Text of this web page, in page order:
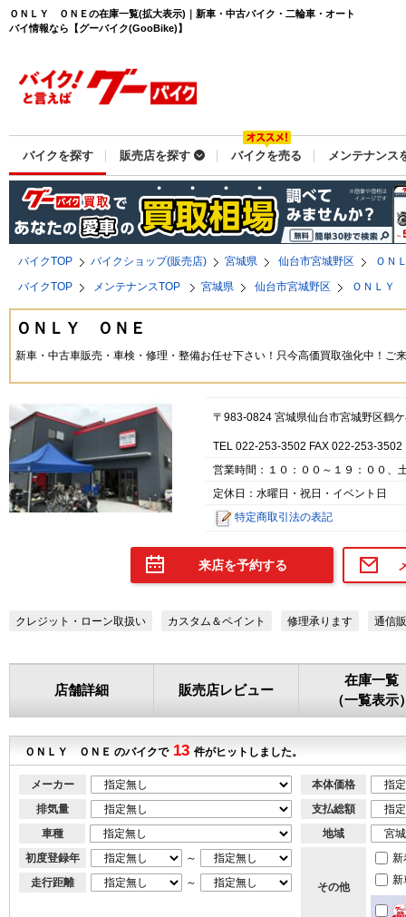
ＯＮＬＹ ＯＮＥの在庫一覧(拡大表示)｜新車・中古バイク・二輪車・オート
バイ情報なら【グーバイク(GooBike)】
バイクを探す 販売店を探す バイクを売る メンテナンス
バイクTOP バイクショップ(販売店) 宮城県 仙台市宮城野区
ＯＮ
バイクTOP
メンテナンスTOP 宮城県 仙台市宮城野区 ＯＮＬＹ
ＯＮＬＹ ＯＮＥ
新車・中古車販売・車検・修理・整備お任せ下さい！只今高価買取強化中！ご
〒983-0824 宮城県仙台市宮城野区鶴
TEL 022-253-3502 FAX 022-253-3502
営業時間：１０：００～１９：００、
定休日：水曜日・祝日・イベント日
特定商取引法の表記
来店を予約する
クレジット・ローン取扱い カスタム＆ペイント 修理承ります 通信
店舗詳細 販売店レビュー
在庫一覧
（一覧表示
ＯＮＬＹ ＯＮＥ のバイクで 13 件がヒットしました。
メーカー
排気量
車種
初度登録年
～
走行距離
～
本体価格
支払総額
地域
その他
新
新